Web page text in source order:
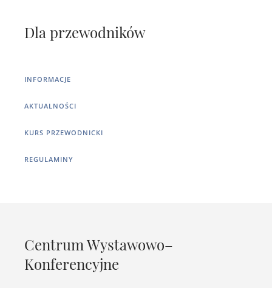
Dla przewodników
INFORMACJE
AKTUALNOŚCI
KURS PRZEWODNICKI
REGULAMINY
Centrum Wystawowo–
Konferencyjne